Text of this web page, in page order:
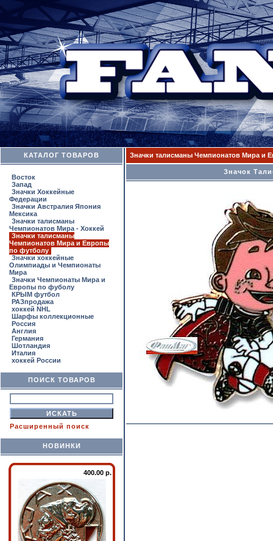
КАТАЛОГ ТОВАРОВ
Восток
Запад
Значки Хоккейные
Федерации
Значки Австралия Япония
Мексика
Значки талисманы
Чемпионатов Мира - Хоккей
Значки талисманы
Чемпионатов Мира и Европы
по футболу
Значки хоккейные
Олимпиады и Чемпионаты
Мира
Значки Чемпионаты Мира и
Европы по фуболу
КРЫМ футбол
РАЗпродажа
хоккей NHL
Шарфы коллекционные
Россия
Англия
Германия
Шотландия
Италия
хоккей России
ПОИСК ТОВАРОВ
Расширенный поиск
НОВИНКИ
400.00 р.
Значки талисманы Чемпионатов Мира и
Значок